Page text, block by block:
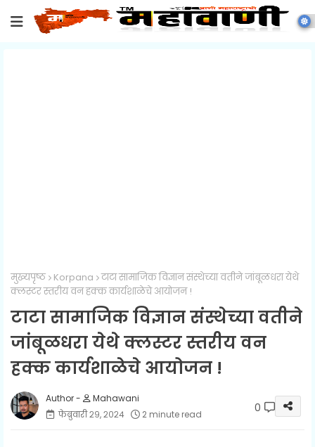
मुख्यपृष्ठ Korpana
टाटा सामाजिक विज्ञान संस्थेच्या वतीने जांबूळधरा येथे
क्लस्टर स्तरीय वन हक्क कार्यशाळेचे आयोजन !
टाटा सामाजिक विज्ञान संस्थेच्या वतीने
जांबूळधरा येथे क्लस्टर स्तरीय वन
हक्क कार्यशाळेचे आयोजन !
Mahawani
फेब्रुवारी २९, २०२४
2 minute read 0